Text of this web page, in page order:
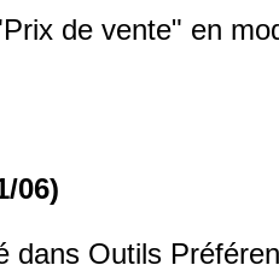
de vente" en
06)
dans Outils